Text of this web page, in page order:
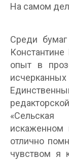
На самом
Среди
опыт в
отлично
чувством я